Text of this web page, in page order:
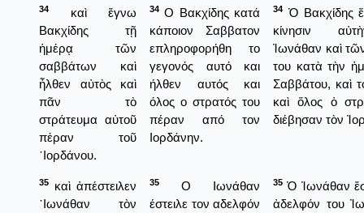
34
καὶ ἔγνω
Βακχίδης τῇ
ἡμέρᾳ τῶν
σαββάτων καὶ
ἦλθεν αὐτὸς καὶ
πᾶν τὸ
στράτευμα αὐτοῦ
πέραν τοῦ
᾿Ιορδάνου.
34 Ο Βακχίδης κατά
κάποιον Σαββατον
επληροφορήθη το
γεγονός αυτό και
ήλθεν αυτός και
όλος ο στρατός του
πέραν από τον
Ιορδάνην.
34 Ὁ Βακχίδης
κίνησιν
Ἰωνάθαν καὶ
του κατὰ τὴν
Σαββάτου, καὶ
καὶ ὅλος ὁ
διέβησαν τὸν
35
καὶ ἀπέστειλεν
᾿Ιωνάθαν τὸν
35
Ο Ιωνάθαν
έστειλε τον αδελφόν
35 Ὁ Ἰωνάθαν
ἀδελφόν του